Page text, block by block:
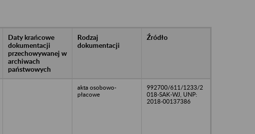
Daty krańcowe
dokumentacji
przechowywanej w
archiwach
państwowych
Rodzaj
dokumentacji
Źródło
akta osobowo-
płacowe
992700/611/1233/2
018-SAK-WJ, UNP:
2018-00137386